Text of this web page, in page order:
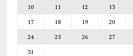
10
11 12 13
17
18 19 20
24
25 26 27
31